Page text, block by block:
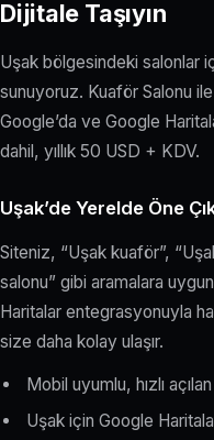
Dijitale Taşıyın
Uşak bölgesindeki salonlar
sunuyoruz. Kuaför Salonu
Google’da ve Google
dahil, yıllık 50 USD + KDV.
Uşak’de Yerelde Öne
Siteniz, “Uşak kuaför”,
salonu” gibi aramalara
Haritalar entegrasyonuyla
size daha kolay ulaşır.
Mobil uyumlu, hızlı
Uşak için Google